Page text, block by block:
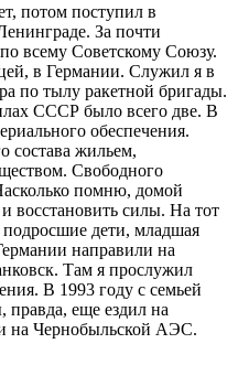
потом поступил в
За почти
всему Советскому Союзу.
в Германии. Служил я в
по тылу ракетной бригады.
СССР было всего две. В
обеспечения.
состава жильем,
Свободного
помню, домой
восстановить силы. На тот
дети, младшая
направили на
Там я прослужил
В 1993 году с семьей
правда, еще ездил на
на Чернобыльской АЭС.